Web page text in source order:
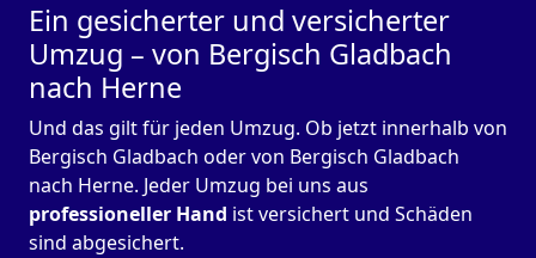
Ein gesicherter und versicherter
Umzug – von Bergisch Gladbach
nach Herne
Und das gilt für jeden Umzug. Ob jetzt innerhalb von
Bergisch Gladbach oder von Bergisch Gladbach
nach Herne. Jeder Umzug bei uns aus
professioneller Hand ist versichert und Schäden
sind abgesichert.